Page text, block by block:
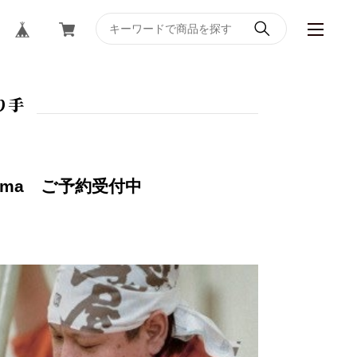
手
ご予約受付中